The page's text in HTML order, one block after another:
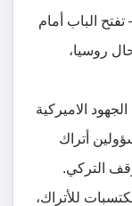
الباب أمام
روسيا،
الاميركية
أتراك
التركي.
للأتراك،